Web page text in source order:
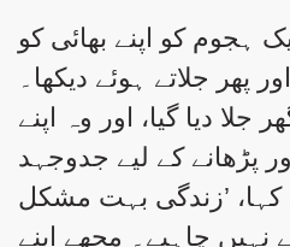
ہجوم کو اپنے بھائی کو
پھر جلاتے ہوئے دیکھا۔
جلا دیا گیا، اور وہ اپنے
پڑھانے کے لیے جدوجہد
کہا، ’زندگی بہت مشکل
نہیں چاہیے۔ مجھے اپنے